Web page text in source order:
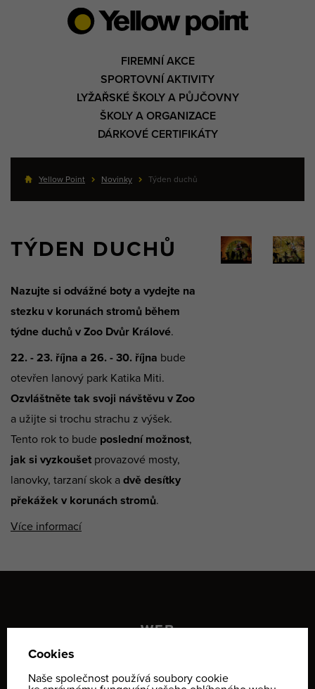
FIREMNÍ AKCE
SPORTOVNÍ AKTIVITY
LYŽAŘSKÉ ŠKOLY A PŮJČOVNY
ŠKOLY A ORGANIZACE
DÁRKOVÉ CERTIFIKÁTY
Yellow Point Novinky Týden duchů
TÝDEN DUCHŮ
Nazujte si odvážné boty a vydejte na
stezku v korunách stromů během
týdne duchů v Zoo Dvůr Králové.
22. - 23. října a 26. - 30. října bude
otevřen lanový park Katika Miti.
Ozvláštněte tak svoji návštěvu v Zoo
a užijte si trochu strachu z výšek.
Tento rok to bude poslední možnost,
jak si vyzkoušet provazové mosty,
lanovky, tarzaní skok a dvě desítky
překážek v korunách stromů.
Více informací
WEB
Kariéra